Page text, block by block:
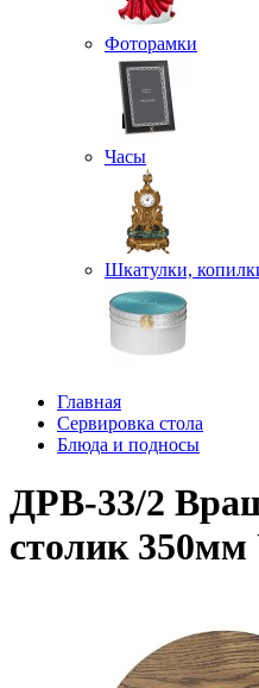
Фоторамки
Часы
Шкатулки,
Главная
Сервировка стола
Блюда и подносы
ДРВ-33/2
столик 350мм